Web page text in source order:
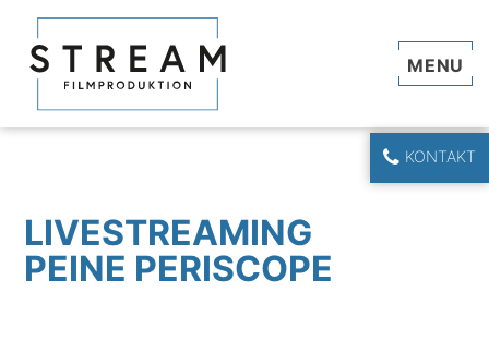
KONTAKT
LIVESTREAMING
PEINE PERISCOPE